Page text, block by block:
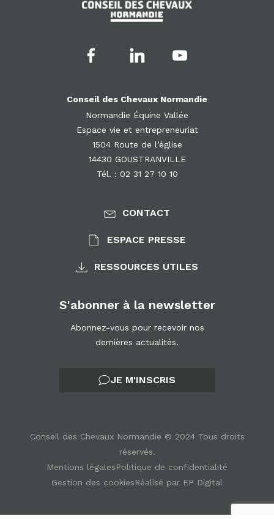
Conseil des Chevaux Normandie
Normandie Équine Vallée
Espace vie et entrepreneuriat
1504 Route de l’église
14430 GOUSTRANVILLE
Tél. : 02 31 27 10 10
CONTACT
ESPACE PRESSE
RESSOURCES UTILES
S'abonner à la newsletter
Abonnez-vous pour recevoir nos
dernières actualités.
JE M'INSCRIS
Conseil des Chevaux Normandie © 2024 Tous droits
réservés.
Mentions légalesPolitique de confidentialité
Gestion des cookiesRéalisé par EP Digital